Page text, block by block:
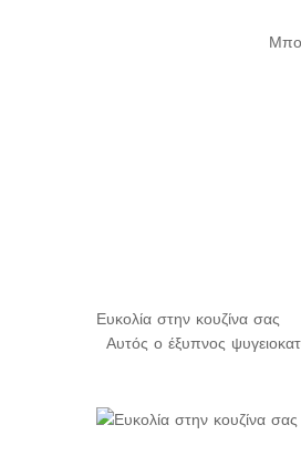
Ευκολία στην κουζίνα σας
Αυτός ο έξυπνος